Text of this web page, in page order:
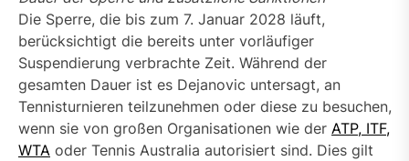
Die Sperre, die bis zum 7. Januar 2028 läuft,
berücksichtigt die bereits unter vorläufiger
Suspendierung verbrachte Zeit. Während der
gesamten Dauer ist es Dejanovic untersagt, an
Tennisturnieren teilzunehmen oder diese zu besuchen,
wenn sie von großen Organisationen wie der ATP, ITF,
WTA oder Tennis Australia autorisiert sind. Dies gilt